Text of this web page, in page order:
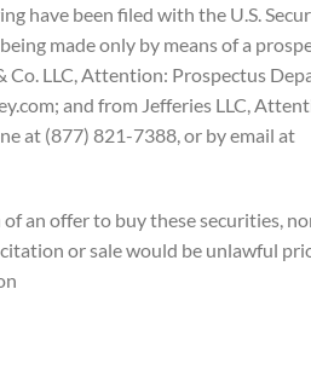
have been filed with the U.S.
made only by means of a
LLC, Attention: Prospectus
and from Jefferies LLC,
at (877) 821-7388, or by email at
an offer to buy these securities,
or sale would be unlawful